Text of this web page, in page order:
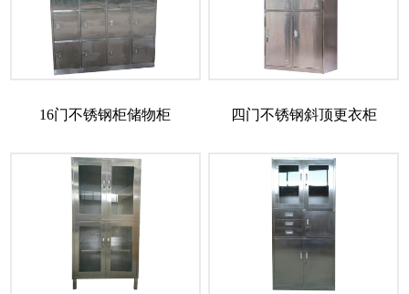
16门不锈钢柜储物柜 四门不锈钢斜顶更衣柜